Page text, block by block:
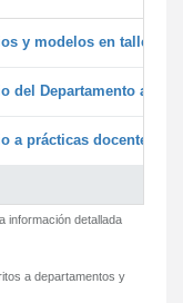
y modelos en
del Departamento a la
a prácticas docentes y
información detallada
a departamentos y